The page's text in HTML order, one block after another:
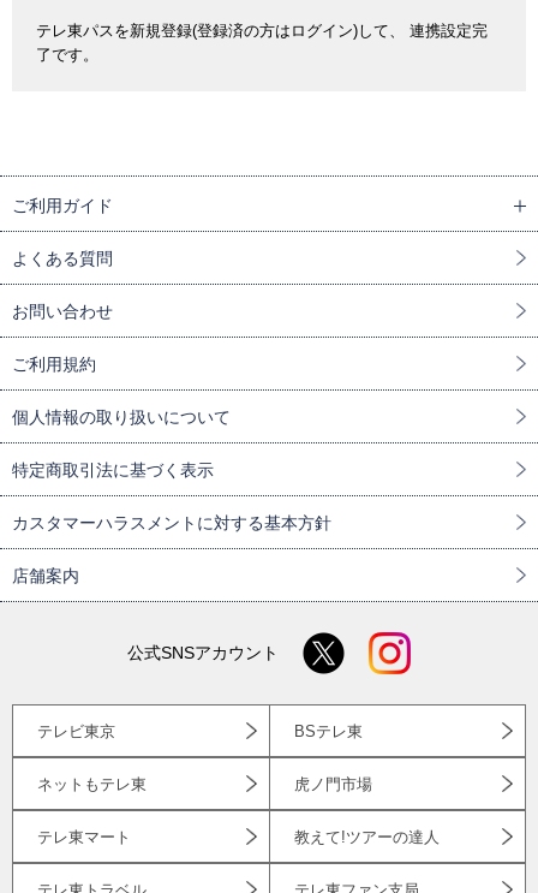
テレ東パスを新規登録(登録済の方はログイン)して、 連携設定完
了です。
ご利用ガイド
よくある質問
お問い合わせ
ご利用規約
個人情報の取り扱いについて
特定商取引法に基づく表示
カスタマーハラスメントに対する基本方針
店舗案内
公式SNSアカウント
テレビ東京 BSテレ東
ネットもテレ東 虎ノ門市場
テレ東マート 教えて!ツアーの達人